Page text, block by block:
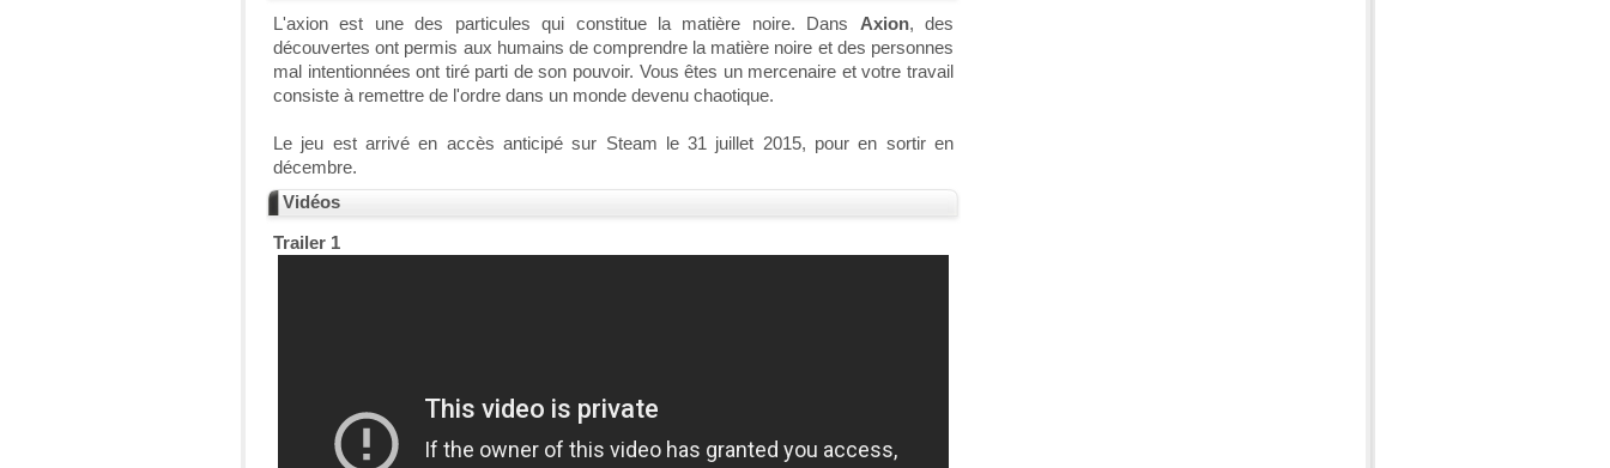
L'axion est une des particules qui constitue la matière noire. Dans Axion, des
découvertes ont permis aux humains de comprendre la matière noire et des personnes
mal intentionnées ont tiré parti de son pouvoir. Vous êtes un mercenaire et votre travail
consiste à remettre de l'ordre dans un monde devenu chaotique.
Le jeu est arrivé en accès anticipé sur Steam le 31 juillet 2015, pour en sortir en
décembre.
Vidéos
Trailer 1